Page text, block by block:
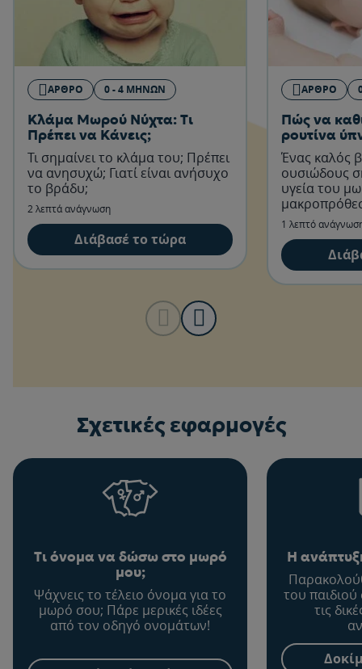
ΆΡΘΡΟ 0 - 4 ΜΗΝΏΝ
Κλάμα Μωρού Νύχτα: Τι
Πρέπει να Κάνεις;
Τι σημαίνει το κλάμα του; Πρέπει
να ανησυχώ; Γιατί είναι ανήσυχο
το βράδυ;
2 λεπτά ανάγνωση
Διάβασέ το τώρα
ΆΡΘΡΟ
Πώς να
ρουτίνα
Ένας καλός
ουσιώδους
υγεία του
1 λεπτό
Σχετικές εφαρμογές
Τι όνομα να δώσω στο μωρό
μου;
Ψάχνεις το τέλειο όνομα για το
μωρό σου; Πάρε μερικές ιδέες
από τον οδηγό ονομάτων!
Η
του
τις